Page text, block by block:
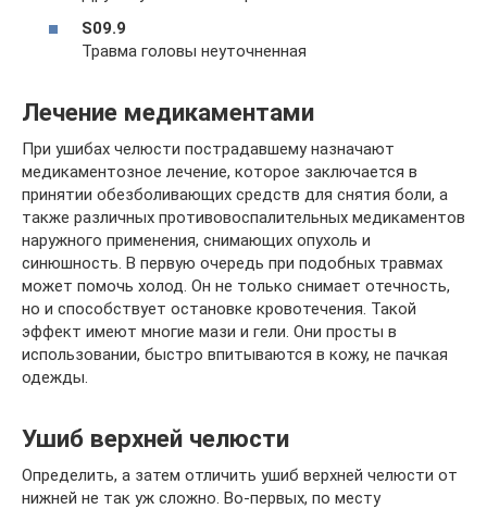
S09.9
Травма головы неуточненная
Лечение медикаментами
При ушибах челюсти пострадавшему назначают
медикаментозное лечение, которое заключается в
принятии обезболивающих средств для снятия боли, а
также различных противовоспалительных медикаментов
наружного применения, снимающих опухоль и
синюшность. В первую очередь при подобных травмах
может помочь холод. Он не только снимает отечность,
но и способствует остановке кровотечения. Такой
эффект имеют многие мази и гели. Они просты в
использовании, быстро впитываются в кожу, не пачкая
одежды.
Ушиб верхней челюсти
Определить, а затем отличить ушиб верхней челюсти от
нижней не так уж сложно. Во-первых, по месту